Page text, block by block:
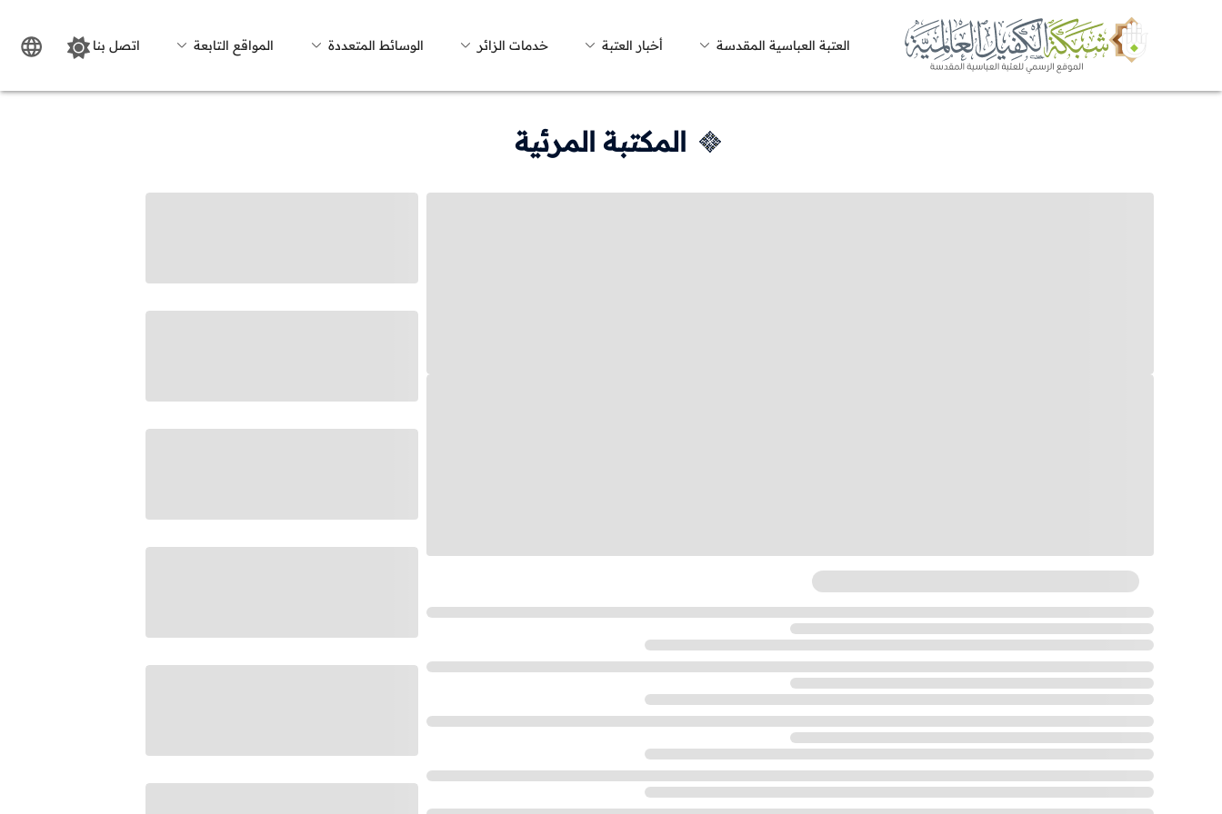
العتبة العباسية المقدسة أخبار العتبة خدمات الزائر الوسائط المتعددة المواقع التابعة اتصل بنا
المكتبة المرئية